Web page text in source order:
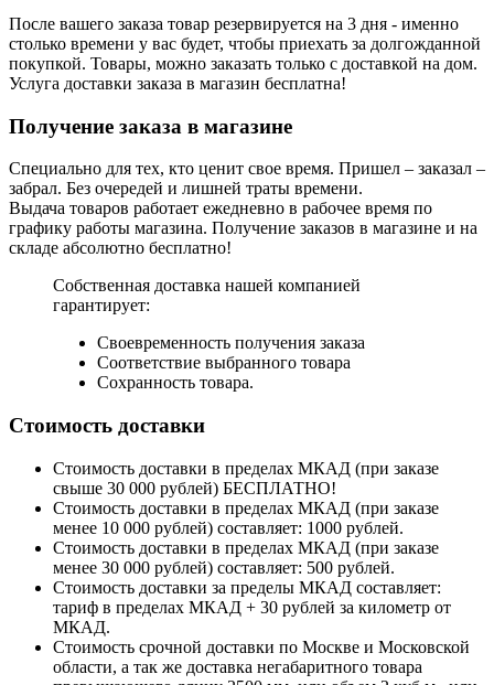
После вашего заказа товар резервируется на 3 дня - именно
столько времени у вас будет, чтобы приехать за долгожданной
покупкой. Товары, можно заказать только с доставкой на дом.
Услуга доставки заказа в магазин бесплатна!
Получение заказа в магазине
Специально для тех, кто ценит свое время. Пришел – заказал –
забрал. Без очередей и лишней траты времени.
Выдача товаров работает ежедневно в рабочее время по
графику работы магазина. Получение заказов в магазине и на
складе абсолютно бесплатно!
Собственная доставка нашей компанией
гарантирует:
Своевременность получения заказа
Соответствие выбранного товара
Сохранность товара.
Стоимость доставки
Стоимость доставки в пределах МКАД (при заказе
свыше 30 000 рублей) БЕСПЛАТНО!
Стоимость доставки в пределах МКАД (при заказе
менее 10 000 рублей) составляет: 1000 рублей.
Стоимость доставки в пределах МКАД (при заказе
менее 30 000 рублей) составляет: 500 рублей.
Стоимость доставки за пределы МКАД составляет:
тариф в пределах МКАД + 30 рублей за километр от
МКАД.
Стоимость срочной доставки по Москве и Московской
области, а так же доставка негабаритного товара